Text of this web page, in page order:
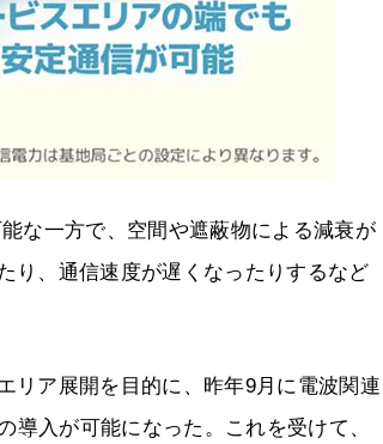
な一方で、空間や遮蔽物による減衰が
り、通信速度が遅くなったりするなど
リア展開を目的に、昨年9月に電波関連
入が可能になった。これを受けて、